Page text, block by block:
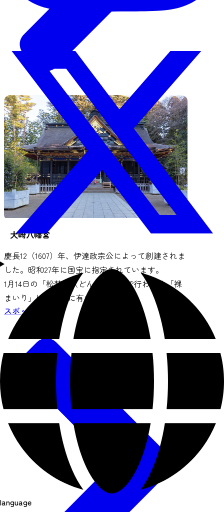
language
大崎八幡宮
慶長12（1607）年、伊達政宗公によって創建されま
した。昭和27年に国宝に指定されています。
1月14日の「松焚祭（どんと祭）」で行われる「裸
まいり」は全国的に有名です。
スポット情報